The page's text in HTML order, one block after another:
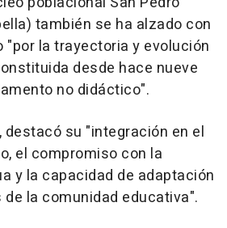
también se ha alzado con
"por la trayectoria y evolución
desde hace nueve
no didáctico".
destacó su "integración en el
el compromiso con la
y la capacidad de adaptación
la comunidad educativa".